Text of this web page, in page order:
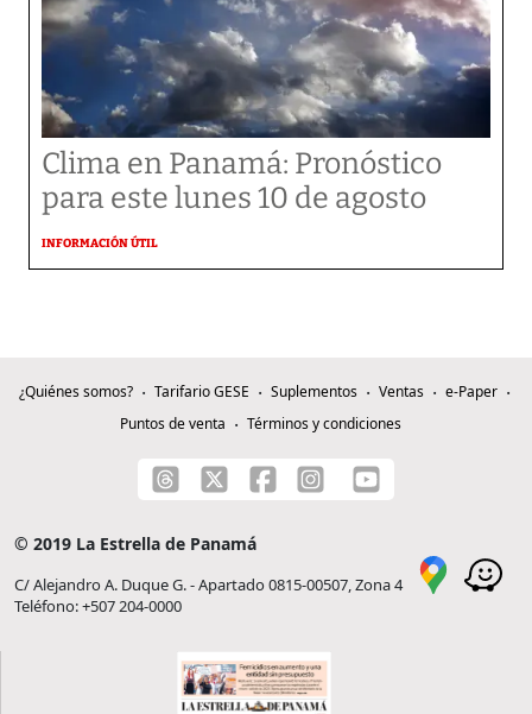
Clima en Panamá: Pronóstico
para este lunes 10 de agosto
INFORMACIÓN ÚTIL
¿Quiénes somos? Tarifario GESE Suplementos Ventas
e-Paper
Puntos de venta
Términos y condiciones
© 2019 La Estrella de Panamá
C/ Alejandro A. Duque G. - Apartado 0815-00507, Zona 4
Teléfono: +507 204-0000